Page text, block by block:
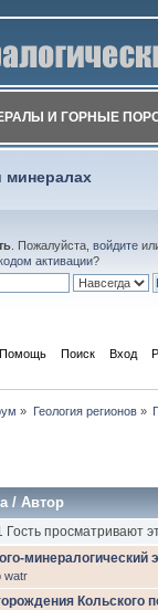
И ГОРНЫЕ
минералах
. Пожалуйста,войдите
активации?
Помощь Поиск Вход
» Геология регионов»
/Автор
просматривают
минералогический
watr
Кольского